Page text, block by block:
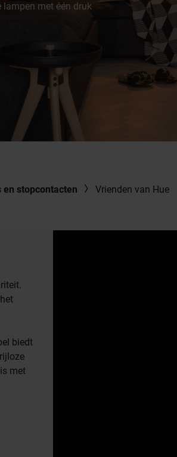
met één druk
en stopcontacten Vrienden van Hue
biedt
met